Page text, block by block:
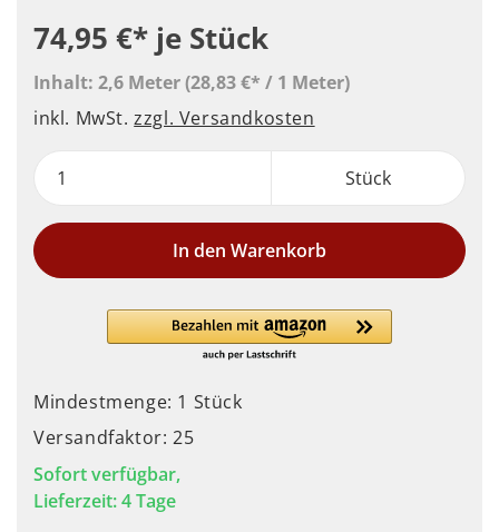
74,95 €* je Stück
Inhalt: 2,6 Meter(28,83 €* / 1 Meter)
inkl. MwSt.zzgl. Versandkosten
Stück
In den Warenkorb
Mindestmenge: 1 Stück
Versandfaktor: 25
Sofort verfügbar,
Lieferzeit: 4 Tage